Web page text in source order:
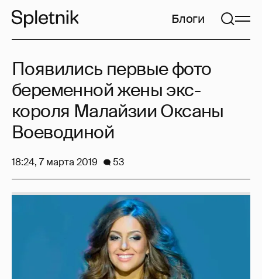
Блоги
Появились первые фото
беременной жены экс-
короля Малайзии Оксаны
Воеводиной
18:24, 7 марта 2019 53